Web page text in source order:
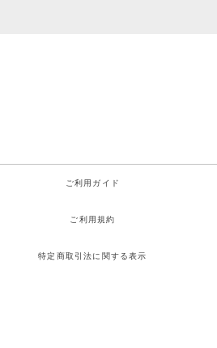
ご利用ガイド
ご利用規約
特定商取引法に関する表示